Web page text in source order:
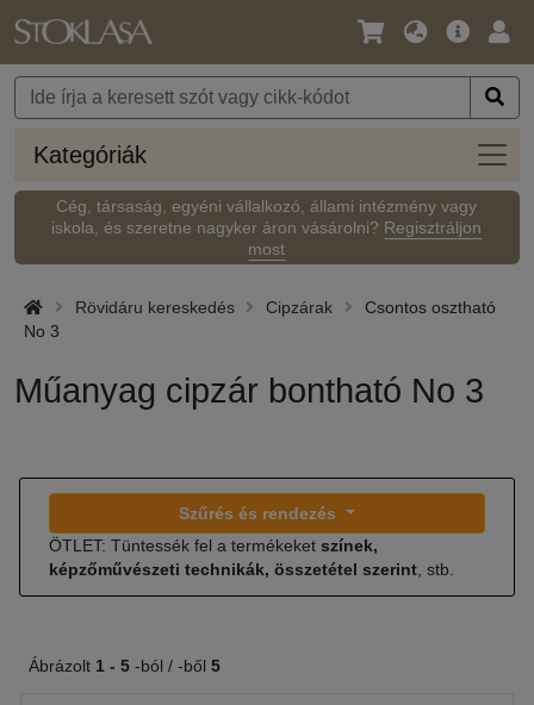
Nyelv
Pénznem
Fő
Kategóriák
Cég, társaság, egyéni vállalkozó, állami intézmény vagy
iskola, és szeretne nagyker áron vásárolni? Regisztráljon
most
Rövidáru kereskedés Cipzárak
Csontos osztható
No 3
Műanyag cipzár bontható No 3
Szűrés és rendezés
ÖTLET: Tüntessék fel a termékeket színek,
képzőművészeti technikák, összetétel szerint , stb.
Ábrázolt 1 - 5 -ból / -ből 5